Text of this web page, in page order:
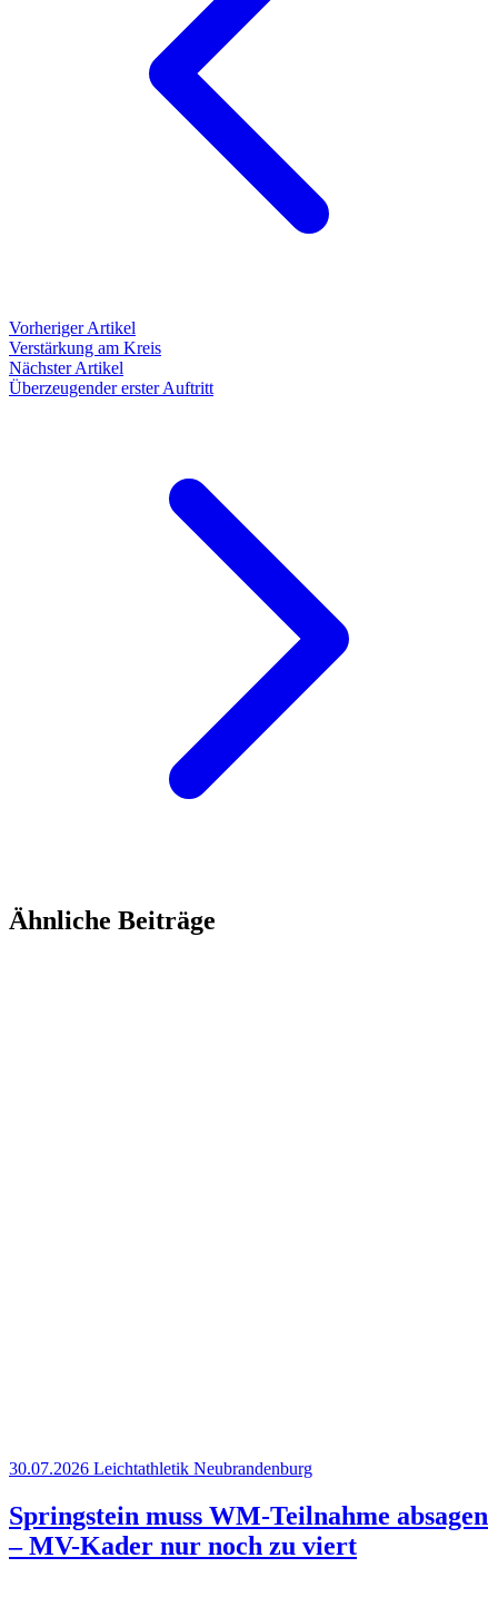
Vorheriger Artikel
Verstärkung am Kreis
Nächster Artikel
Überzeugender erster Auftritt
Ähnliche Beiträge
30.07.2026 Leichtathletik Neubrandenburg
Springstein muss WM-Teilnahme absagen
– MV-Kader nur noch zu viert